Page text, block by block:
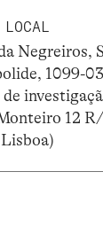
LOCAL
Negreiros,
1099-
12 R/
Lisboa)